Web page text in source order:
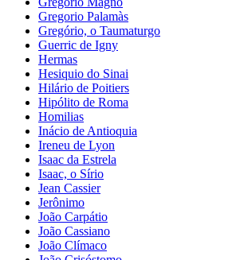
Gregorio Palamàs
Gregório, o Taumaturgo
Guerric de Igny
Hermas
Hesiquio do Sinai
Hilário de Poitiers
Hipólito de Roma
Homilias
Inácio de Antioquia
Ireneu de Lyon
Isaac da Estrela
Isaac, o Sírio
Jean Cassier
Jerônimo
João Carpátio
João Cassiano
João Clímaco